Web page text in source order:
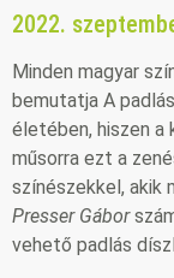
2022.
Minden magyar
bemutatja A
életében, hiszen a
műsorra ezt a
színészekkel, akik
Presser Gábor
vehető padlás